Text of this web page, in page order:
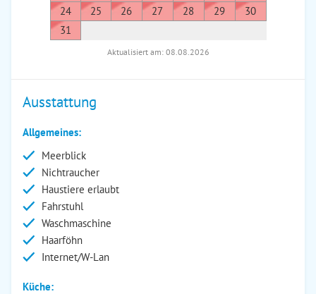
24
25 26 27 28 29
30
31
Aktualisiert am: 08.08.2026
Ausstattung
Allgemeines:
Meerblick
Nichtraucher
Haustiere erlaubt
Fahrstuhl
Waschmaschine
Haarföhn
Internet/W-Lan
Küche: